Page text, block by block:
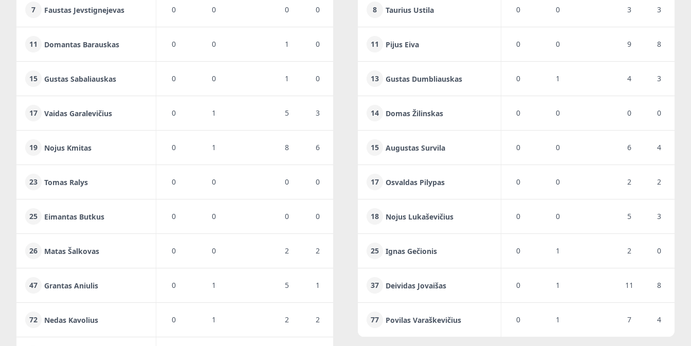
7 Faustas Jevstignejevas 0 0 0 0
11 Domantas Barauskas 0 0 1 0
15 Gustas Sabaliauskas 0 0 1 0
17 Vaidas Garalevičius 0 1 5 3
19 Nojus Kmitas 0 1 8 6
23 Tomas Ralys 0 0 0 0
25 Eimantas Butkus 0 0 0 0
26 Matas Šalkovas 0 0 2 2
47 Grantas Aniulis 0 1 5 1
72 Nedas Kavolius 0 1 2 2
8 Taurius Ustila 0 0 3 3
11 Pijus Eiva 0 0 9 8
13 Gustas Dumbliauskas 0 1 4 3
14 Domas Žilinskas 0 0 0 0
15 Augustas Survila 0 0 6 4
17 Osvaldas Pilypas 0 0 2 2
18 Nojus Lukaševičius 0 0 5 3
25 Ignas Gečionis 0 1 2 0
37 Deividas Jovaišas 0 1 11 8
77 Povilas Varaškevičius 0 1 7 4